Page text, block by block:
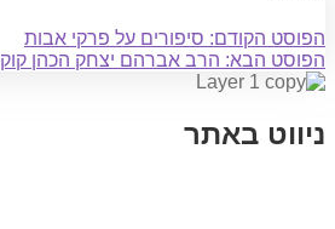
הפוסט הקודם: סיפורים על פרקי אבות
הפוסט הבא: הרב אברהם יצחק הכהן קוק
ניווט באתר